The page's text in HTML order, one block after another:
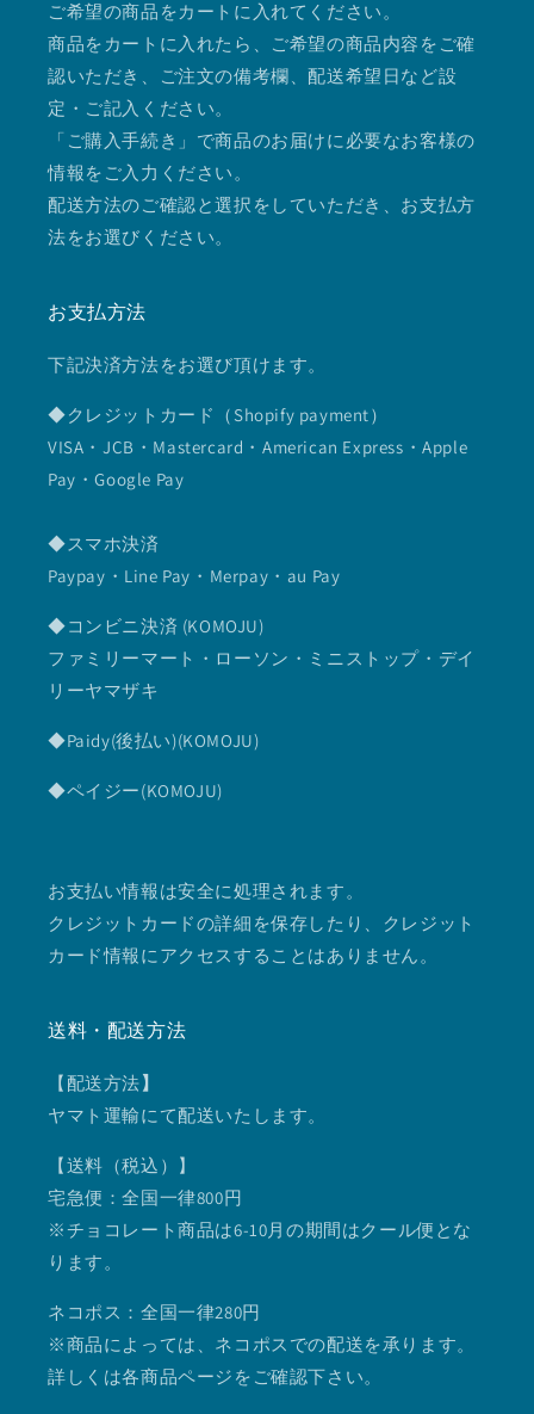
ご希望の商品をカートに入れてください。
商品をカートに入れたら、ご希望の商品内容をご確
認いただき、ご注文の備考欄、配送希望日など設
定・ご記入ください。
「ご購入手続き」で商品のお届けに必要なお客様の
情報をご入力ください。
配送方法のご確認と選択をしていただき、お支払方
法をお選びください。
お支払方法
下記決済方法をお選び頂けます。
◆クレジットカード（Shopify payment）
VISA・JCB・Mastercard・American Express・Apple
Pay・Google Pay
◆スマホ決済
Paypay・Line Pay・Merpay・au Pay
◆コンビニ決済 (KOMOJU)
ファミリーマート・ローソン・ミニストップ・デイ
リーヤマザキ
◆Paidy(後払い)(KOMOJU)
◆ペイジー(KOMOJU)
お支払い情報は安全に処理されます。
クレジットカードの詳細を保存したり、クレジット
カード情報にアクセスすることはありません。
送料・配送方法
【配送方法】
ヤマト運輸にて配送いたします。
【送料（税込）】
宅急便：全国一律800円
※チョコレート商品は6-10月の期間はクール便とな
ります。
ネコポス：全国一律280円
※商品によっては、ネコポスでの配送を承ります。
詳しくは各商品ページをご確認下さい。